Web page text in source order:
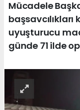
Mücadele
uyuşturucu
günde 71 ilde